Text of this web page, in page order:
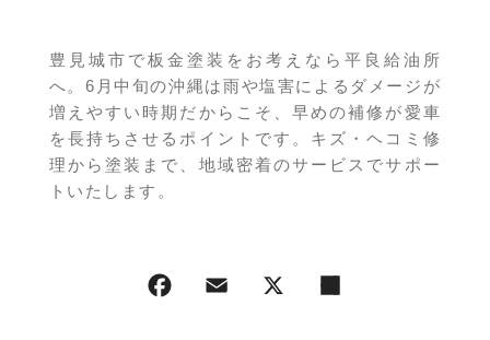
豊見城市で板金塗装をお考えなら平良給油所
へ。6月中旬の沖縄は雨や塩害によるダメージが
増えやすい時期だからこそ、早めの補修が愛車
を長持ちさせるポイントです。キズ・ヘコミ修
理から塗装まで、地域密着のサービスでサポー
トいたします。